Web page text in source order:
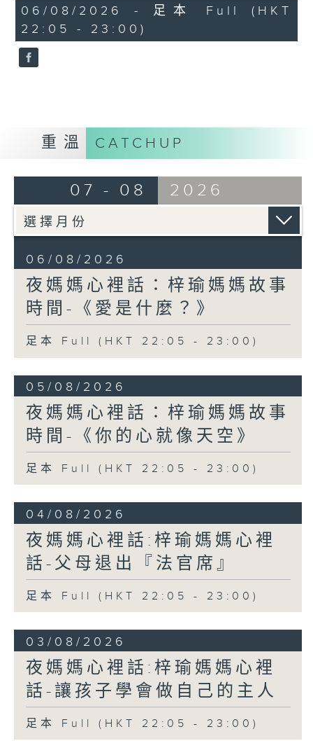
55
minutes,
0
seconds
06/08/2026 - 足本 Full (HKT
22:05 - 23:00)
重溫 CATCHUP
07 - 08 2026
06/08/2026
夜媽媽心裡話：梓瑜媽媽故事
時間-《愛是什麼？》
足本 Full (HKT 22:05 - 23:00)
05/08/2026
夜媽媽心裡話：梓瑜媽媽故事
時間-《你的心就像天空》
足本 Full (HKT 22:05 - 23:00)
04/08/2026
夜媽媽心裡話:梓瑜媽媽心裡
話-父母退出『法官席』
足本 Full (HKT 22:05 - 23:00)
03/08/2026
夜媽媽心裡話:梓瑜媽媽心裡
話-讓孩子學會做自己的主人
足本 Full (HKT 22:05 - 23:00)